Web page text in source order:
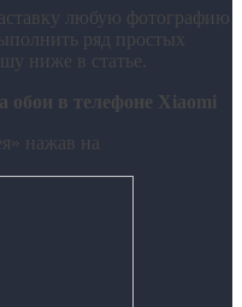
любую фотографию
ряд простых
ниже в статье.
обои в телефоне Xiaomi
нажав на